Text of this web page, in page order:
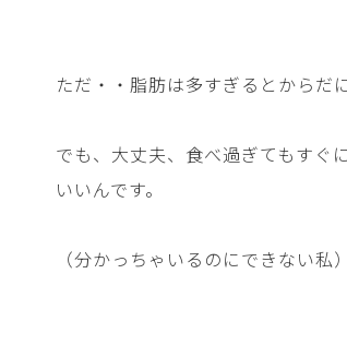
ただ・・脂肪は多すぎるとからだ
でも、大丈夫、食べ過ぎてもすぐ
いいんです。
（分かっちゃいるのにできない私）